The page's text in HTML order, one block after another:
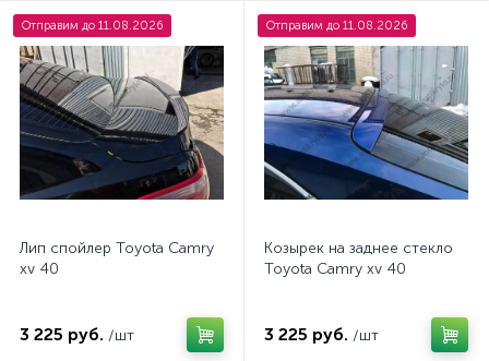
Отправим до 11.08.2026
Лип спойлер Toyota Camry
xv 40
3 225 руб. /шт
Отправим до 11.08.2026
Козырек на заднее стекло
Toyota Camry xv 40
3 225 руб. /шт